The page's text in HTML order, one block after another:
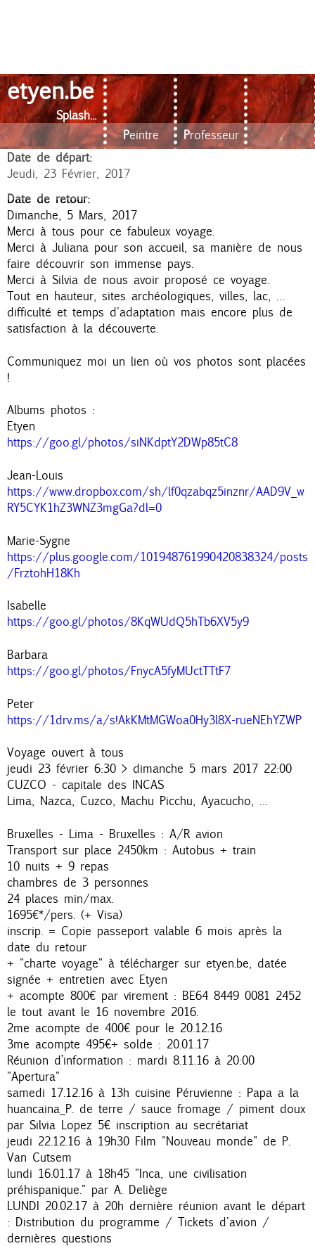
Aller
au
contenu
principal
etyen.be
Splash...
M
e
u
p
r
i
n
i
l
Peintre
Professeur
CUZCO - Capitale des
Incas
Date de départ:
Jeudi, 23 Février, 2017
Date de retour:
Dimanche, 5 Mars, 2017
Merci à tous pour ce fabuleux voyage.
Merci à Juliana pour son accueil, sa manière de nous
faire découvrir son immense pays.
Merci à Silvia de nous avoir proposé ce voyage.
Tout en hauteur, sites archéologiques, villes, lac, …
difficulté et temps d'adaptation mais encore plus de
satisfaction à la découverte.
Communiquez moi un lien où vos photos sont placées
!
Albums photos :
Etyen
https://goo.gl/photos/siNKdptY2DWp85tC8
Jean-Louis
https://www.dropbox.com/sh/lf0qzabqz5inznr/AAD9V_w
RY5CYK1hZ3WNZ3mgGa?dl=0
Marie-Sygne
https://plus.google.com/101948761990420838324/posts
/FrztohH18Kh
Isabelle
https://goo.gl/photos/8KqWUdQ5hTb6XV5y9
Barbara
https://goo.gl/photos/FnycA5fyMUctTTtF7
Peter
https://1drv.ms/a/s!AkKMtMGWoa0Hy3l8X-rueNEhYZWP
Voyage ouvert à tous
jeudi 23 février 6:30 > dimanche 5 mars 2017 22:00
CUZCO - capitale des INCAS
Lima, Nazca, Cuzco, Machu Picchu, Ayacucho, …
Bruxelles - Lima - Bruxelles : A/R avion
Transport sur place 2450km : Autobus + train
10 nuits + 9 repas
chambres de 3 personnes
24 places min/max.
1695€*/pers. (+ Visa)
inscrip. = Copie passeport valable 6 mois après la
date du retour
+ "charte voyage" à télécharger sur etyen.be, datée
signée + entretien avec Etyen
+ acompte 800€ par virement : BE64 8449 0081 2452
le tout avant le 16 novembre 2016.
2me acompte de 400€ pour le 20.12.16
3me acompte 495€+ solde : 20.01.17
Réunion d’information : mardi 8.11.16 à 20:00
"Apertura"
samedi 17.12.16 à 13h cuisine Péruvienne : Papa a la
huancaina_P. de terre / sauce fromage / piment doux
par Silvia Lopez 5€ inscription au secrétariat
jeudi 22.12.16 à 19h30 Film "Nouveau monde" de P.
Van Cutsem
lundi 16.01.17 à 18h45 "Inca, une civilisation
préhispanique." par A. Deliège
LUNDI 20.02.17 à 20h dernière réunion avant le départ
: Distribution du programme / Tickets d'avion /
dernières questions